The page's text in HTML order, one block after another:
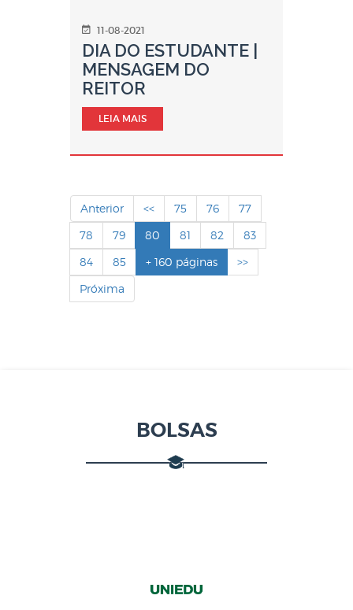
11-08-2021
DIA DO ESTUDANTE |
MENSAGEM DO
REITOR
LEIA MAIS
Anterior << 75 76
77
78
79 80 81 82
83
84
85 + 160 páginas
>>
Próxima
BOLSAS